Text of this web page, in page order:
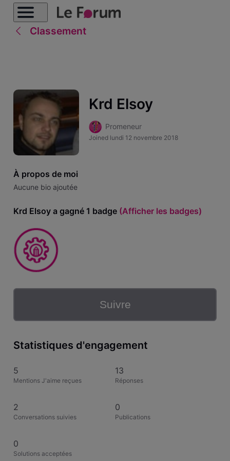
Classement
Krd Elsoy
Promeneur
Joined lundi 12 novembre 2018
À propos de moi
Aucune bio ajoutée
Krd Elsoy a gagné 1 badge(Afficher les badges)
Suivre
Statistiques d'engagement
5
Mentions J'aime reçues
13
Réponses
2
Conversations suivies
0
Publications
0
Solutions acceptées